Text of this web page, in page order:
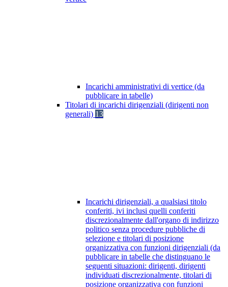
Incarichi amministrativi di vertice (da
pubblicare in tabelle)
Titolari di incarichi dirigenziali (dirigenti non
generali) 13
Incarichi dirigenziali, a qualsiasi titolo
conferiti, ivi inclusi quelli conferiti
discrezionalmente dall'organo di indirizzo
politico senza procedure pubbliche di
selezione e titolari di posizione
organizzativa con funzioni dirigenziali (da
pubblicare in tabelle che distinguano le
seguenti situazioni: dirigenti, dirigenti
individuati discrezionalmente, titolari di
posizione organizzativa con funzioni